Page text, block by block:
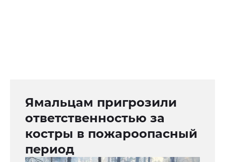
Ямальцам пригрозили
ответственностью за
костры в пожароопасный
период